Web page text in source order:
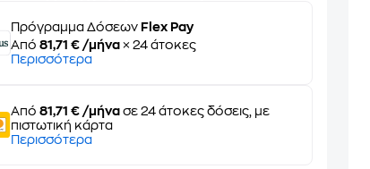
Πρόγραμμα Δόσεων Flex Pay
Από81,71 € /μήνα × 24 άτοκες
Περισσότερα
Από81,71 € /μήνα σε 24 άτοκες δόσεις, με
πιστωτική κάρτα
Περισσότερα